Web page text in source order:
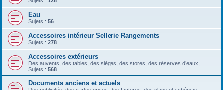
Eau
Sujets : 56
Accessoires intérieur Sellerie Rangements
Sujets : 278
Accessoires extérieurs
Des auvents, des tables, des sièges, des stores, des réserves d’eaux,…..
Sujets : 568
Documents anciens et actuels